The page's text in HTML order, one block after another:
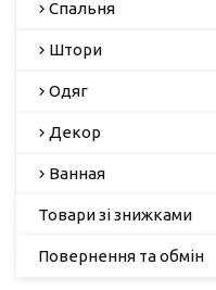
Спальня
Штори
Одяг
Декор
Ванная
Товари зі знижками
Повернення та обмін